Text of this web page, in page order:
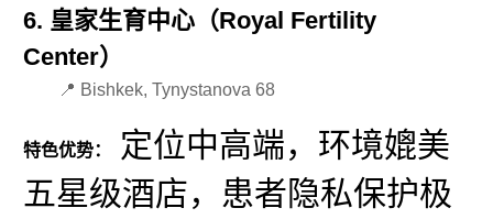
6. 皇家生育中心（Royal Fertility
Center）
📍 Bishkek, Tynystanova 68
特色优势：
定位中高端，环境媲美
五星级酒店，患者隐私保护极